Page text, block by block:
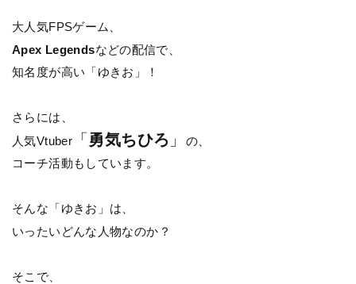
大人気FPSゲーム、
Apex Legendsなどの配信で、
知名度が高い「ゆきお」！
さらには、
人気Vtuber
「 勇気ちひろ 」
の、
コーチ活動もしています。
そんな「ゆきお」は、
いったいどんな人物なのか？
そこで、